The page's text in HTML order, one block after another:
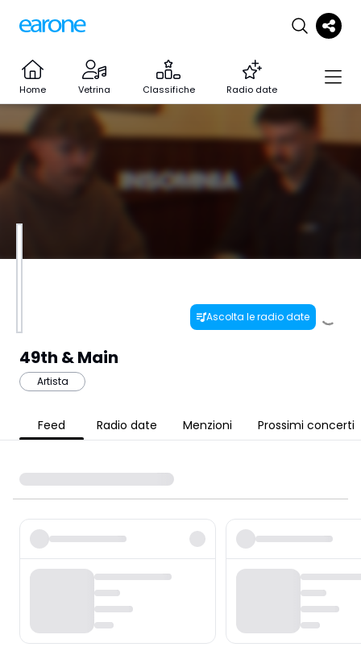
Home Vetrina Classifiche Radio date
Ascolta le radio date
49th & Main
Artista
Feed Radio date Menzioni Prossimi concerti